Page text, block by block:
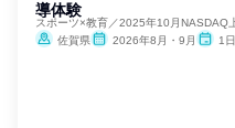
導体験
スポーツ×教育／2025年10月NASDAQ
佐賀県
2026年8月・9月 1日